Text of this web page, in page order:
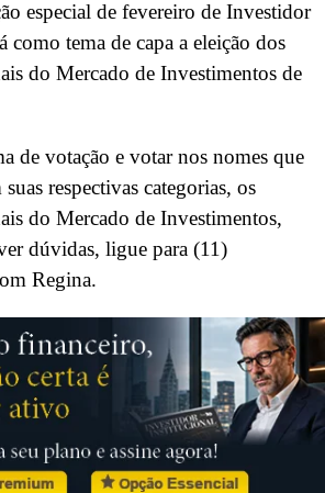
especial de fevereiro de Investidor
como tema de capa a eleição dos
do Mercado de Investimentos de
de votação e votar nos nomes que
respectivas categorias, os
do Mercado de Investimentos,
dúvidas, ligue para (11)
Regina.